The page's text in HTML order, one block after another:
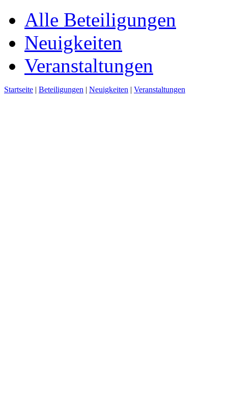
Alle Beteiligungen
Neuigkeiten
Veranstaltungen
Startseite | Beteiligungen | Neuigkeiten | Veranstaltungen